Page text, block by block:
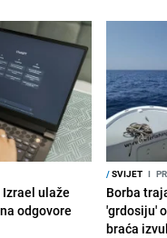
ulaže
odgovore
/SVIJET I
Borba
'grdosiju'
braća